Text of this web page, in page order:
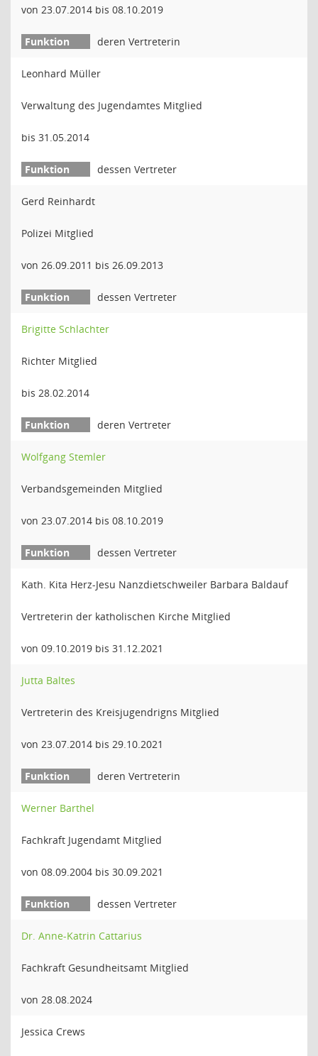
von 23.07.2014 bis 08.10.2019
deren Vertreterin
Leonhard Müller
Verwaltung des Jugendamtes Mitglied
bis 31.05.2014
dessen Vertreter
Gerd Reinhardt
Polizei Mitglied
von 26.09.2011 bis 26.09.2013
dessen Vertreter
Brigitte Schlachter
Richter Mitglied
bis 28.02.2014
deren Vertreter
Wolfgang Stemler
Verbandsgemeinden Mitglied
von 23.07.2014 bis 08.10.2019
dessen Vertreter
Kath. Kita Herz-Jesu Nanzdietschweiler Barbara Baldauf
Vertreterin der katholischen Kirche Mitglied
von 09.10.2019 bis 31.12.2021
Jutta Baltes
Vertreterin des Kreisjugendrigns Mitglied
von 23.07.2014 bis 29.10.2021
deren Vertreterin
Werner Barthel
Fachkraft Jugendamt Mitglied
von 08.09.2004 bis 30.09.2021
dessen Vertreter
Dr. Anne-Katrin Cattarius
Fachkraft Gesundheitsamt Mitglied
von 28.08.2024
Jessica Crews